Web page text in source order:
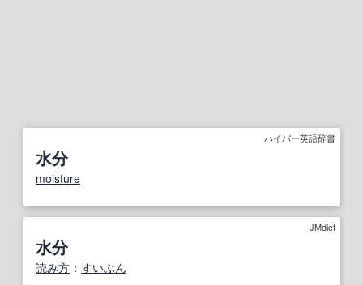
ハイパー英語辞書
水分
moisture
JMdict
水分
読み方 ： すいぶん